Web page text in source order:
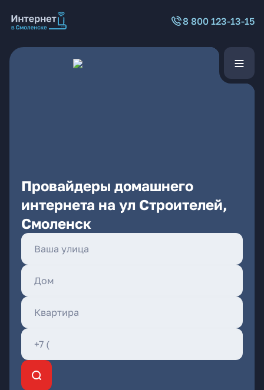
8 800 123-13-15
Провайдеры домашнего
интернета на ул Строителей,
Смоленск